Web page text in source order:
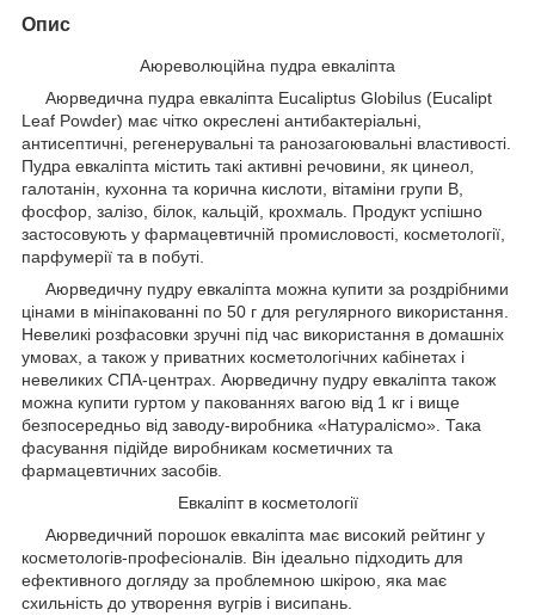
Опис
Аюреволюційна пудра евкаліпта
Аюрведична пудра евкаліпта Eucaliptus Globilus (Eucalipt
Leaf Powder) має чітко окреслені антибактеріальні,
антисептичні, регенерувальні та ранозагоювальні властивості.
Пудра евкаліпта містить такі активні речовини, як цинеол,
галотанін, кухонна та корична кислоти, вітаміни групи B,
фосфор, залізо, білок, кальцій, крохмаль. Продукт успішно
застосовують у фармацевтичній промисловості, косметології,
парфумерії та в побуті.
Аюрведичну пудру евкаліпта можна купити за роздрібними
цінами в мініпакованні по 50 г для регулярного використання.
Невеликі розфасовки зручні під час використання в домашніх
умовах, а також у приватних косметологічних кабінетах і
невеликих СПА-центрах. Аюрведичну пудру евкаліпта також
можна купити гуртом у пакованнях вагою від 1 кг і вище
безпосередньо від заводу-виробника «Натуралісмо». Така
фасування підійде виробникам косметичних та
фармацевтичних засобів.
Евкаліпт в косметології
Аюрведичний порошок евкаліпта має високий рейтинг у
косметологів-професіоналів. Він ідеально підходить для
ефективного догляду за проблемною шкірою, яка має
схильність до утворення вугрів і висипань.